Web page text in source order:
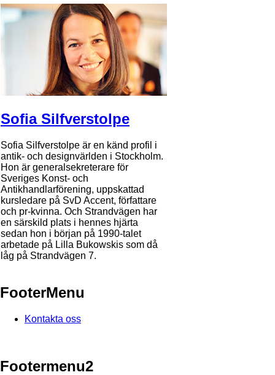
Sofia Silfverstolpe
Sofia Silfverstolpe är en känd profil i
antik- och designvärlden i Stockholm.
Hon är generalsekreterare för
Sveriges Konst- och
Antikhandlarförening, uppskattad
kursledare på SvD Accent, författare
och pr-kvinna. Och Strandvägen har
en särskild plats i hennes hjärta
sedan hon i början på 1990-talet
arbetade på Lilla Bukowskis som då
låg på Strandvägen 7.
FooterMenu
Kontakta oss
Footermenu2